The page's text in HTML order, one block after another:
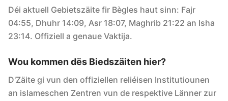
Déi aktuell Gebietszäite fir Bègles haut sinn: Fajr
04:55, Dhuhr 14:09, Asr 18:07, Maghrib 21:22 an Isha
23:14. Offiziell a genaue Vaktija.
Wou kommen dës Biedszäiten hier?
D'Zäite gi vun den offiziellen reliéisen Institutiounen
an islameschen Zentren vun de respektive Länner zur